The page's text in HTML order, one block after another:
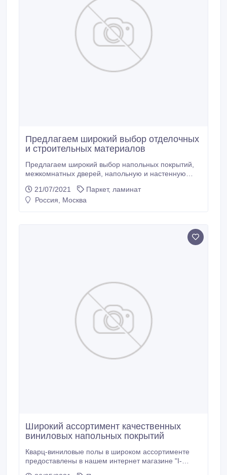
Предлагаем широкий выбор отделочных
и строительных материалов
Предлагаем широкий выбор напольных покрытий,
межкомнатных дверей, напольную и настенную
фурнитуры от популярных торговых марок. Все
товары в розницу и оптом на lafaen.ru..
21/07/2021
Паркет, ламинат
Россия, Москва
Широкий ассортимент качественных
виниловых напольных покрытий
Кварц-виниловые полы в широком ассортименте
предоставлены в нашем интернет магазине "I-